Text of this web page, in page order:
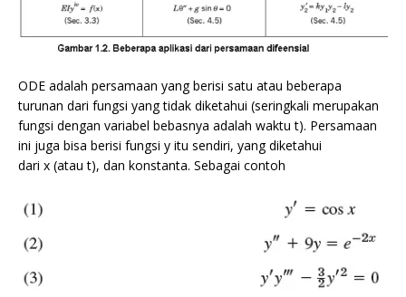
ODE adalah persamaan yang berisi satu atau beberapa
turunan dari fungsi yang tidak diketahui (seringkali merupakan
fungsi dengan variabel bebasnya adalah waktu t). Persamaan
ini juga bisa berisi fungsi y itu sendiri, yang diketahui
dari x (atau t), dan konstanta. Sebagai contoh